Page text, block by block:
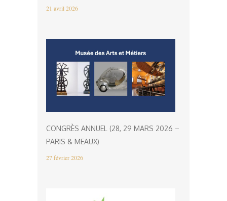
21 avril 2026
CONGRÈS ANNUEL (28, 29 MARS 2026 –
PARIS & MEAUX)
27 février 2026